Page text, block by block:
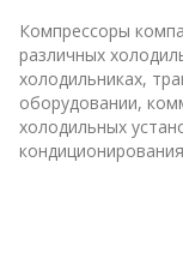
Компрессоры
различных
холодильниках,
оборудовании,
холодильных